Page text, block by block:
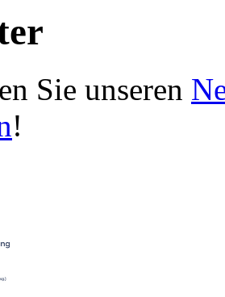
Sie unseren
!